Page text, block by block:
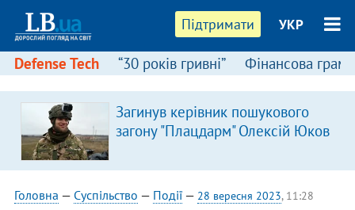
Підтримати УКР
Defense Tech “30 років гривні” Фінансова
Загинув керівник пошукового
загону "Плацдарм" Олексій Юков
Головна — Суспільство — Події— 28 вересня 2023, 11:28